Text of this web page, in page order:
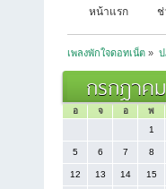
หน้าแรก ช่
เพลงพักใจดอทเน็ต »
กรกฎาค
อ จ อ พ
1
5 6 7 8
12 13 14 15